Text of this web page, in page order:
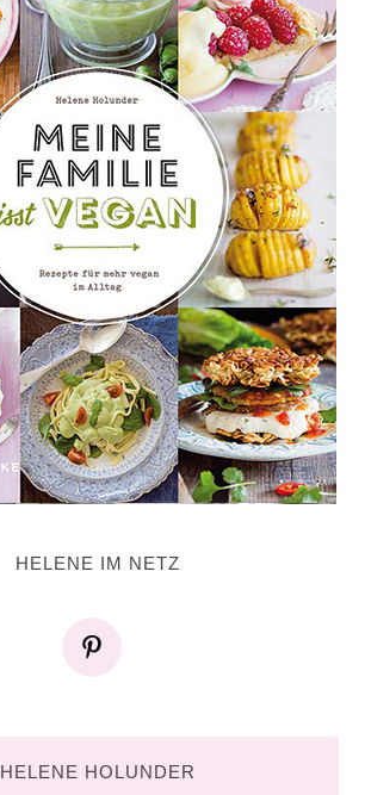
HELENE IM NETZ
HELENE HOLUNDER